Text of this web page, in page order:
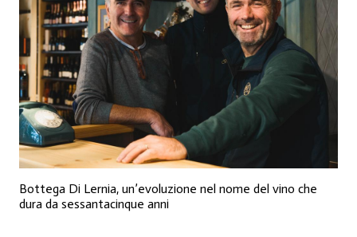
Bottega Di Lernia, un’evoluzione nel nome del vino che
dura da sessantacinque anni